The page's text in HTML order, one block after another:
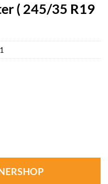
( 245/35 R19